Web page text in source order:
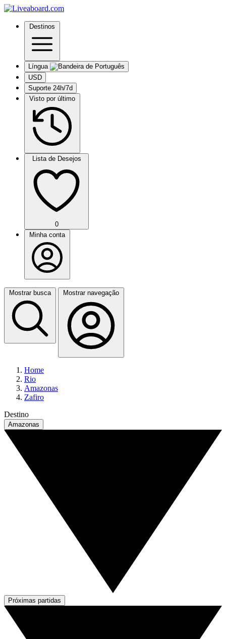
Destinos
Língua
USD
Suporte 24h/7d
Visto por último
Lista de Desejos
0
Minha conta
Mostrar busca Mostrar navegação
Home
Rio
Amazonas
Zafiro
Destino
Amazonas
Próximas partidas